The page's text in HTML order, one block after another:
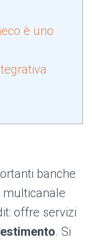
è uno
banche
multicanale
offre servizi
. Si